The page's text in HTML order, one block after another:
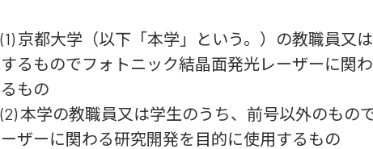
(1) 京都大学（以下「本学」という。）の教職員又
するものでフォトニック結晶面発光レーザーに関
るもの
(2) 本学の教職員又は学生のうち、前号以外のもの
ーザーに関わる研究開発を目的に使用するもの